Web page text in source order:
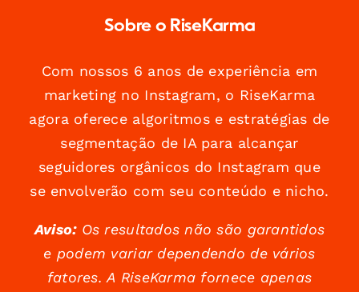
Sobre o RiseKarma
Com nossos 6 anos de experiência em
marketing no Instagram, o RiseKarma
agora oferece algoritmos e estratégias de
segmentação de IA para alcançar
seguidores orgânicos do Instagram que
se envolverão com seu conteúdo e nicho.
Aviso:Os resultados não são garantidos
e podem variar dependendo de vários
fatores. A RiseKarma fornece apenas